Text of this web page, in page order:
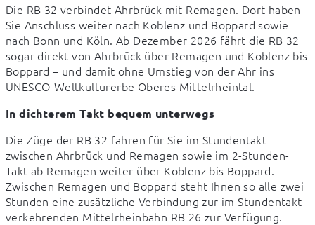
Die RB 32 verbindet Ahrbrück mit Remagen. Dort haben
Sie Anschluss weiter nach Koblenz und Boppard sowie
nach Bonn und Köln. Ab Dezember 2026 fährt die RB 32
sogar direkt von Ahrbrück über Remagen und Koblenz bis
Boppard – und damit ohne Umstieg von der Ahr ins
UNESCO-Weltkulturerbe Oberes Mittelrheintal.
In dichterem Takt bequem unterwegs
Die Züge der RB 32 fahren für Sie im Stundentakt
zwischen Ahrbrück und Remagen sowie im 2-Stunden-
Takt ab Remagen weiter über Koblenz bis Boppard.
Zwischen Remagen und Boppard steht Ihnen so alle zwei
Stunden eine zusätzliche Verbindung zur im Stundentakt
verkehrenden Mittelrheinbahn RB 26 zur Verfügung.